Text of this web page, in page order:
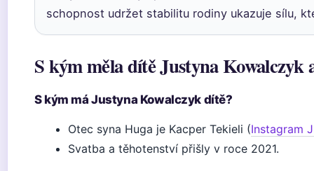
schopnost udržet stabilitu rodiny ukazuje sílu,
S kým měla dítě Justyna
S kým má Justyna Kowalczyk dítě?
Otec syna Huga je Kacper Tekieli (Instagram
Svatba a těhotenství přišly v roce 2021.